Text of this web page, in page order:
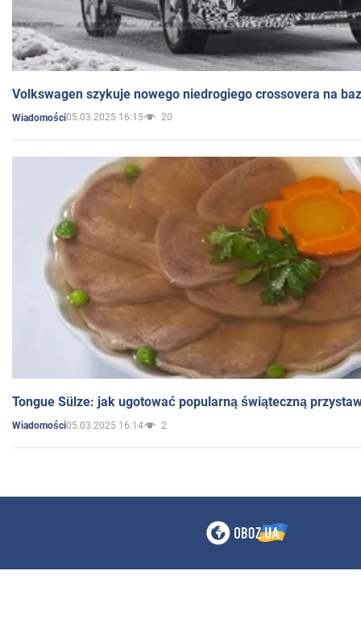
Volkswagen szykuje nowego niedrogiego crossovera na
Wiadomości05.03.2025 16:15 20
Tongue Sülze: jak ugotować popularną świąteczną
Wiadomości05.03.2025 16:14 2